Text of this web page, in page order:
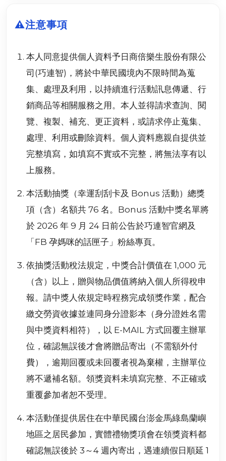
⚠️注意事項
本人同意提供個人資料予日商倍樂生股份有限公
司(巧連智)，將於中華民國境內不限時間為蒐
集、處理及利用，以持續進行活動訊息傳遞、行
銷商品等相關服務之用。本人並得請求查詢、閱
覽、複製、補充、更正資料，或請求停止蒐集、
處理、利用或刪除資料。個人資料應親自提供並
完整填寫，如填寫不實或不完整，將無法享有以
上服務。
本活動抽獎（幸運刮刮卡及 Bonus 活動）總獎
項（含）名額共 76 名。Bonus 活動中獎名單將
於 2026 年 9 月 24 日前公告於巧連智官網及
「FB 孕媽咪的話匣子」粉絲專頁。
依抽獎活動稅法規定，中獎合計價值在 1,000 元
（含）以上，贈與物品價值將納入個人所得稅申
報。請中獎人依規定時程務完成領獎作業，配合
繳交勞資收據並連同身分證影本（身分證姓名需
與中獎資料相符），以 E-MAIL 方式回覆主辦單
位，確認無誤後才會將贈品寄出（不需額外付
費），逾期回覆或未回覆者視為棄權，主辦單位
將不遞補名額。領獎資料未填寫完整、不正確或
重覆參加者恕不受理。
本活動僅提供居住在中華民國台澎金馬綠島蘭嶼
地區之居民參加，實體禮物獎項會在領獎資料都
確認無誤後於 3～4 週內寄出，遇連續假日順延 1